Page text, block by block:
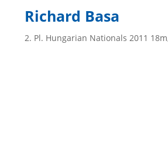
Richard Basa
2. Pl. Hungarian Nationals 2011